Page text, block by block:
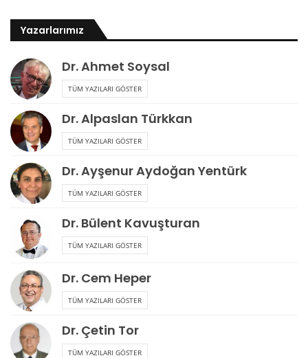
Yazarlarımız
Dr. Ahmet Soysal
TÜM YAZILARI GÖSTER
Dr. Alpaslan Türkkan
TÜM YAZILARI GÖSTER
Dr. Ayşenur Aydoğan Yentürk
TÜM YAZILARI GÖSTER
Dr. Bülent Kavuşturan
TÜM YAZILARI GÖSTER
Dr. Cem Heper
TÜM YAZILARI GÖSTER
Dr. Çetin Tor
TÜM YAZILARI GÖSTER